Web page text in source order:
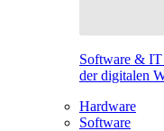
Software & IT
der digitalen
Hardware
Software